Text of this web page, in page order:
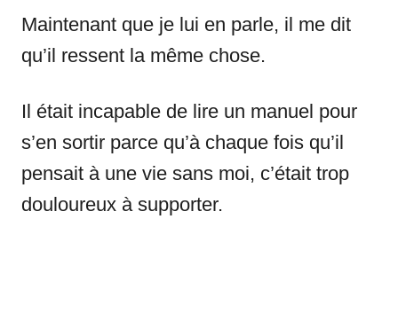
Maintenant que je lui en parle, il me dit
qu’il ressent la même chose.
Il était incapable de lire un manuel pour
s’en sortir parce qu’à chaque fois qu’il
pensait à une vie sans moi, c’était trop
douloureux à supporter.